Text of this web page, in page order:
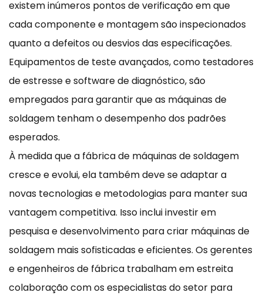
existem inúmeros pontos de verificação em que
cada componente e montagem são inspecionados
quanto a defeitos ou desvios das especificações.
Equipamentos de teste avançados, como testadores
de estresse e software de diagnóstico, são
empregados para garantir que as máquinas de
soldagem tenham o desempenho dos padrões
esperados.
À medida que a fábrica de máquinas de soldagem
cresce e evolui, ela também deve se adaptar a
novas tecnologias e metodologias para manter sua
vantagem competitiva. Isso inclui investir em
pesquisa e desenvolvimento para criar máquinas de
soldagem mais sofisticadas e eficientes. Os gerentes
e engenheiros de fábrica trabalham em estreita
colaboração com os especialistas do setor para